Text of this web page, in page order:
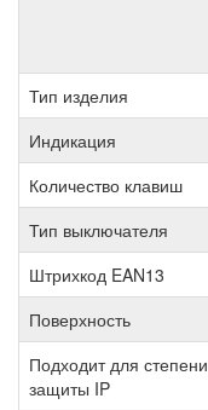
Тип изделия
Индикация
Количество клавиш
Тип выключателя
Штрихкод EAN13
Поверхность
Подходит для степени
защиты IP